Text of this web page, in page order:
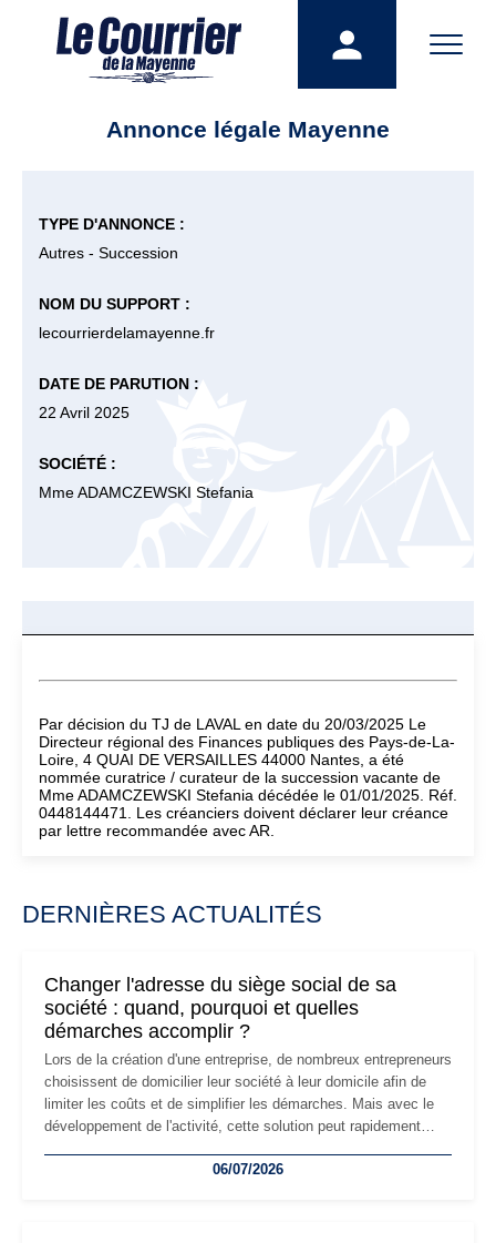
Annonce légale Mayenne
TYPE D'ANNONCE :
Autres - Succession
NOM DU SUPPORT :
lecourrierdelamayenne.fr
DATE DE PARUTION :
22 Avril 2025
SOCIÉTÉ :
Mme ADAMCZEWSKI Stefania
Par décision du TJ de LAVAL en date du 20/03/2025 Le
Directeur régional des Finances publiques des Pays-de-La-
Loire, 4 QUAI DE VERSAILLES 44000 Nantes, a été
nommée curatrice / curateur de la succession vacante de
Mme ADAMCZEWSKI Stefania décédée le 01/01/2025. Réf.
0448144471. Les créanciers doivent déclarer leur créance
par lettre recommandée avec AR.
DERNIÈRES ACTUALITÉS
Changer l'adresse du siège social de sa
société : quand, pourquoi et quelles
démarches accomplir ?
Lors de la création d'une entreprise, de nombreux entrepreneurs
choisissent de domicilier leur société à leur domicile afin de
limiter les coûts et de simplifier les démarches. Mais avec le
développement de l'activité, cette solution peut rapidement
professionnels, recrutement, image de marque… Le
06/07/2026